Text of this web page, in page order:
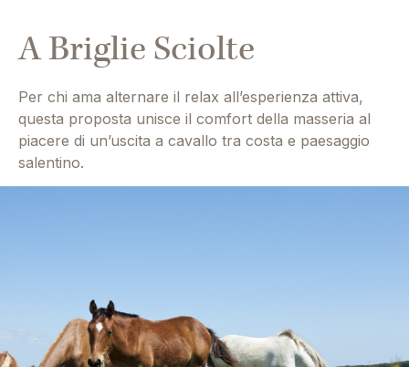
A Briglie Sciolte
Per chi ama alternare il relax all’esperienza attiva,
questa proposta unisce il comfort della masseria al
piacere di un’uscita a cavallo tra costa e paesaggio
salentino.